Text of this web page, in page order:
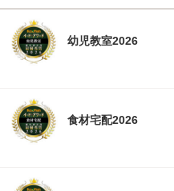
幼児教室2026
食材宅配2026